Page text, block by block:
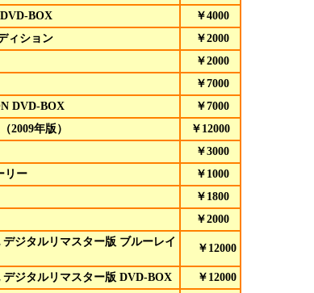
BOX
￥4000
ィション
￥2000
￥2000
￥7000
DVD-BOX
￥7000
2009年版）
￥12000
￥3000
リー
￥1000
￥1800
￥2000
ジタルリマスター版 ブルーレイ
￥12000
ジタルリマスター版 DVD-BOX
￥12000